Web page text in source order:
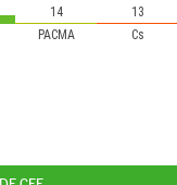
PACMA Cs
14 13